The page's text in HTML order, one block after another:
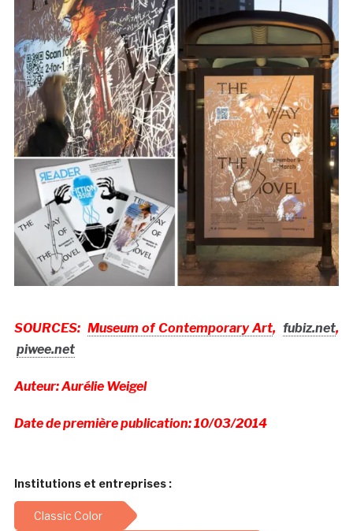
SOURCES: Museum of Contemporary Art,fubiz.net,
piwee.net
Auteur: Aurélie Weigel
Date de première publication: 10/03/2014
Institutions et entreprises :
Classic Color